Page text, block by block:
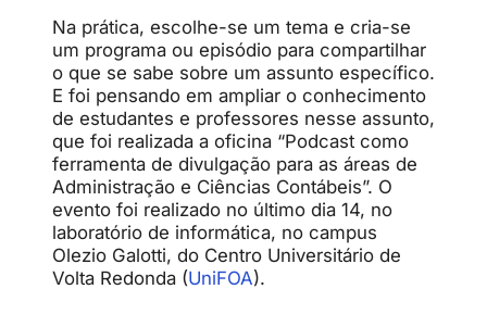
Na prática, escolhe-se um tema e cria-se
um programa ou episódio para compartilhar
o que se sabe sobre um assunto específico.
E foi pensando em ampliar o conhecimento
de estudantes e professores nesse assunto,
que foi realizada a oficina “Podcast como
ferramenta de divulgação para as áreas de
Administração e Ciências Contábeis”. O
evento foi realizado no último dia 14, no
laboratório de informática, no campus
Olezio Galotti, do Centro Universitário de
Volta Redonda (UniFOA).